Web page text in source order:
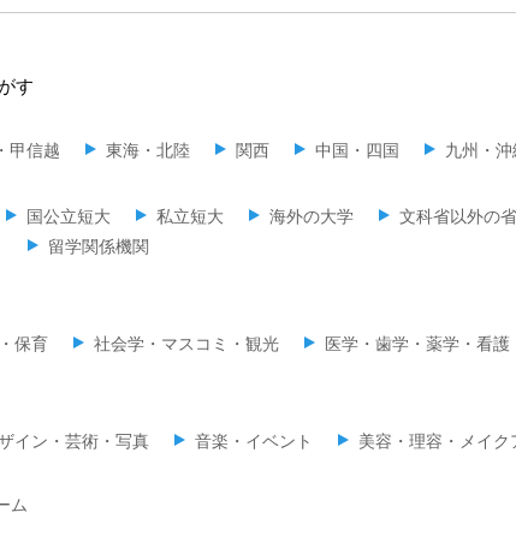
す
甲信越 東海・北陸 関西 中国・四国 九州・沖
国公立短大 私立短大 海外の大学 文科省以外の
留学関係機関
保育 社会学・マスコミ・観光 医学・歯学・薬学・看護
イン・芸術・写真 音楽・イベント 美容・理容・メイク
ム